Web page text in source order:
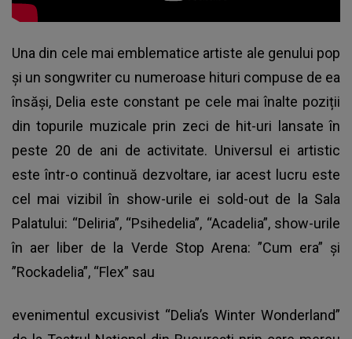
Una din cele mai emblematice artiste ale genului pop
și un songwriter cu numeroase hituri compuse de ea
însăși, Delia este constant pe cele mai înalte poziții
din topurile muzicale prin zeci de hit-uri lansate în
peste 20 de ani de activitate. Universul ei artistic
este într-o continuă dezvoltare, iar acest lucru este
cel mai vizibil în show-urile ei sold-out de la Sala
Palatului: “Deliria”, “Psihedelia”, “Acadelia”, show-urile
în aer liber de la Verde Stop Arena: ”Cum era” și
”Rockadelia”, “Flex” sau
evenimentul excusivist “Delia’s Winter Wonderland”